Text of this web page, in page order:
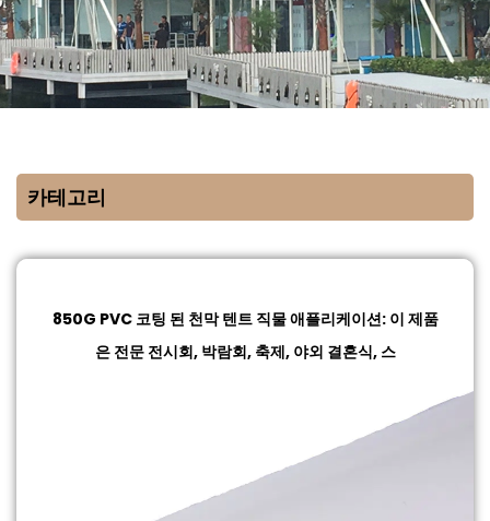
카테고리
850G PVC 코팅 된 천막 텐트 직물애플리케이션: 이 제품
은 전문 전시회, 박람회, 축제, 야외 결혼식, 스